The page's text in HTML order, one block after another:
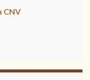
Final da
!